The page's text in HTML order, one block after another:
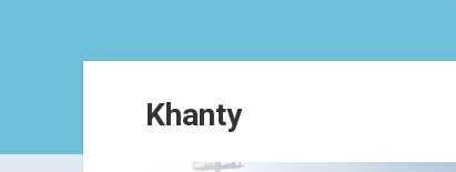
Khanty